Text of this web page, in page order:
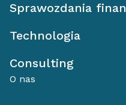
Sprawozdania
Technologia
Consulting
O nas